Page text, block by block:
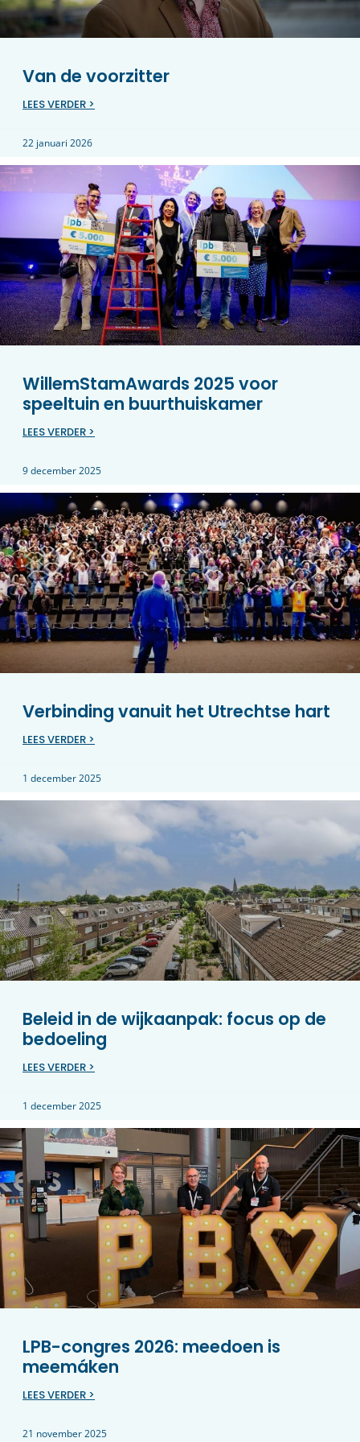
Van de voorzitter
LEES VERDER >
22 januari 2026
WillemStamAwards 2025 voor
speeltuin en buurthuiskamer
LEES VERDER >
9 december 2025
Verbinding vanuit het Utrechtse hart
LEES VERDER >
1 december 2025
Beleid in de wijkaanpak: focus op de
bedoeling
LEES VERDER >
1 december 2025
LPB-congres 2026: meedoen is
meemáken
LEES VERDER >
21 november 2025